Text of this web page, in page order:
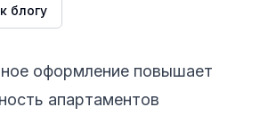
блогу
оформление повышает
апартаментов